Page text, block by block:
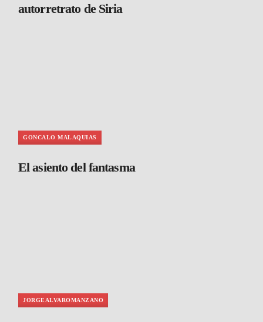
autorretrato de Siria
GONCALO MALAQUIAS
El asiento del fantasma
JORGEALVAROMANZANO